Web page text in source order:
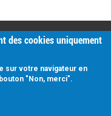
des cookies uniquement
sur votre navigateur en
"Non, merci".